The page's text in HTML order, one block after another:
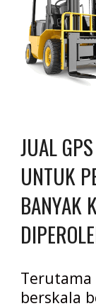
JUAL
UNTUK
BANYAK
berskala